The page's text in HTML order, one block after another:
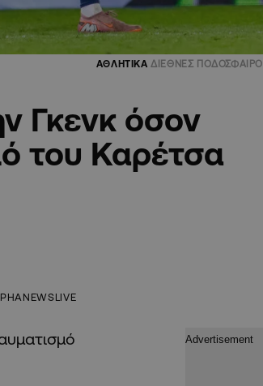
ΑΘΛΗΤΙΚΑ ΔΙΕΘΝΕΣ ΠΟΔΟΣΦΑΙΡΟ
Γκενκ όσον
του Καρέτσα